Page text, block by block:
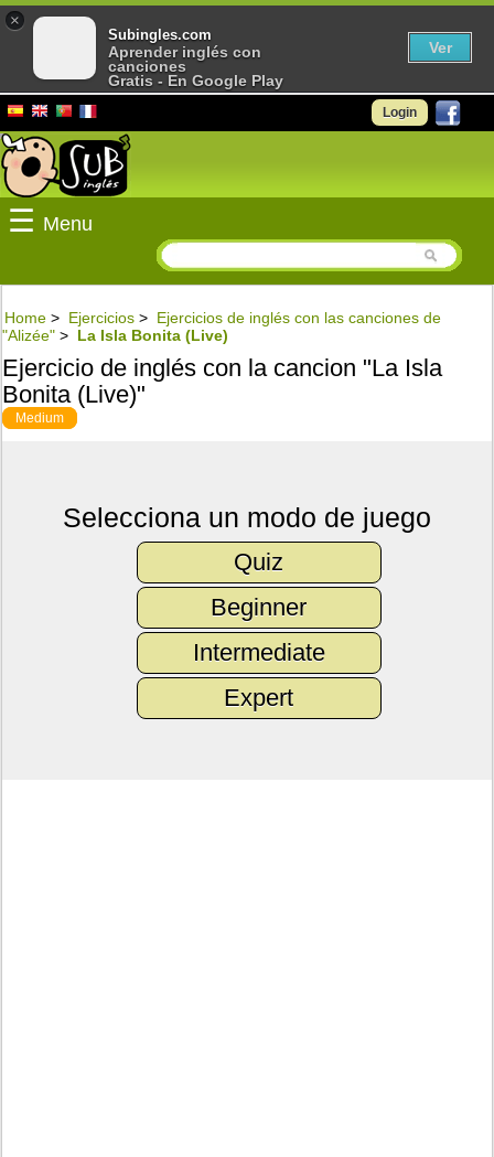
Login
☰ Menu
Home > Ejercicios > Ejercicios de inglés con las canciones de
"Alizée" > La Isla Bonita (Live)
Ejercicio de inglés con la cancion "La Isla
Bonita (Live)"
Medium
Selecciona un modo de juego
Quiz
Beginner
Intermediate
Expert
×
Subingles.com
Aprender inglés con
canciones
Gratis - En Google Play
Ver